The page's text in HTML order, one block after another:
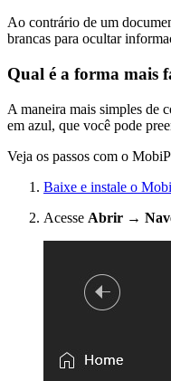
Ao contrário de um
brancas para ocultar
Qual é a forma mais
A maneira mais simples de
em azul, que você pode
Veja os passos com o
Baixe e instale o
Acesse Abrir →